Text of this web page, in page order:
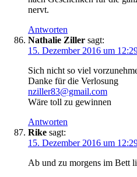
nervt.
Antworten
Nathalie Ziller sagt:
15. Dezember 2016 um
Sich nicht so viel
Danke für die Verlosung
nziller83@gmail.com
Wäre toll zu gewinnen
Antworten
Rike sagt:
15. Dezember 2016 um
Ab und zu morgens im Bett